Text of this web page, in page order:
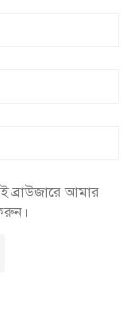
ব্রাউজারে আমার